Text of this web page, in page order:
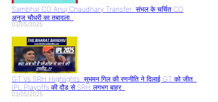
Sambhal CO Anuj Chaudhary Transfer: संभल के चर्चित CO
अनुज चौधरी का तबादला..
03/05/2025
GT Vs SRH Highlights: सुभमन गिल की रणनीति ने दिलाई GT को जीत..
IPL Playoffs की दौड़ से SRH लगभग बाहर..
03/05/2025